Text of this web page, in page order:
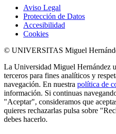
Aviso Legal
Protección de Datos
Accesibilidad
Cookies
© UNIVERSITAS Miguel
La Universidad Miguel Hernández
terceros para fines analíticos y
navegación. En nuestra política de
información. Si continuas
"Aceptar", consideramos que
quieres rechazarlas pulsa sobre
debes hacerlo.